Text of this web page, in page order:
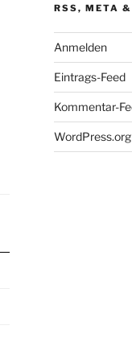
RSS, META &
Anmelden
Eintrags-Feed
Kommentar-
WordPress.org